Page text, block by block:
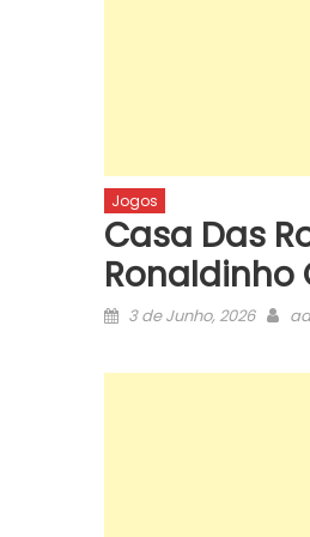
Jogos
Casa Das
Ronaldinho
Posted
3 de Junho, 2026